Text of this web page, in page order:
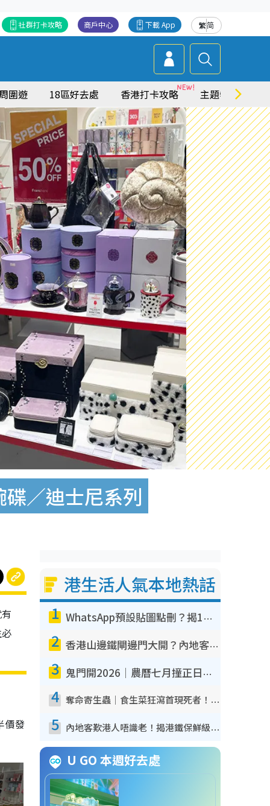
繁简
下載 App
商戶中心
社群打卡攻略
圍遊 18區好去處 香港打卡攻略 主題特集
／迪士尼系列
價發
港生活人氣本地熱話
1 WhatsApp預設貼圖點刪？揭1招「反向操作」還原簡潔介面 附3步實測教學
2 香港山邊鐵閘邊門大開？內地客困惑意義何在！網民神回覆：呢種叫法理性防禦
3 鬼門開2026｜農曆七月撞正日全食特別邪？專家警告切忌做一事！揭4大禁忌+2招保平安
4 奪命寄生蟲｜食生菜狂瀉首現死者！疫潮惡化錄1.8萬宗病例 揭洗菜3大謬誤
5 內地客歎港人唔識老！揭港鐵保鮮級冷氣 港人求放過：咪投訴
U GO 本週好去處